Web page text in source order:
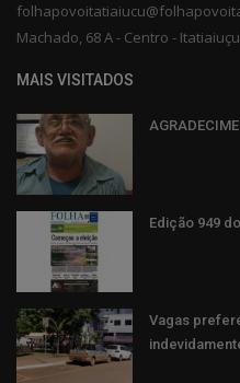
Machado, 68 A - Centro -
MAIS VISITADOS
Edição 949
Vagas